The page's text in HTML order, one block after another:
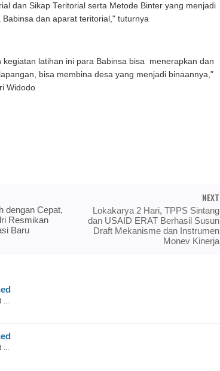
dan Sikap Teritorial serta Metode Binter yang menjadi
dan aparat teritorial," tuturnya
kegiatan latihan ini para Babinsa bisa menerapkan dan
bisa membina desa yang menjadi binaannya,"
Widodo
dengan Cepat,
Resmikan
Baru
NEXT
Lokakarya 2 Hari, TPPS Sintang
dan USAID ERAT Berhasil Susun
Draft Mekanisme dan Instrumen
Monev Kinerja